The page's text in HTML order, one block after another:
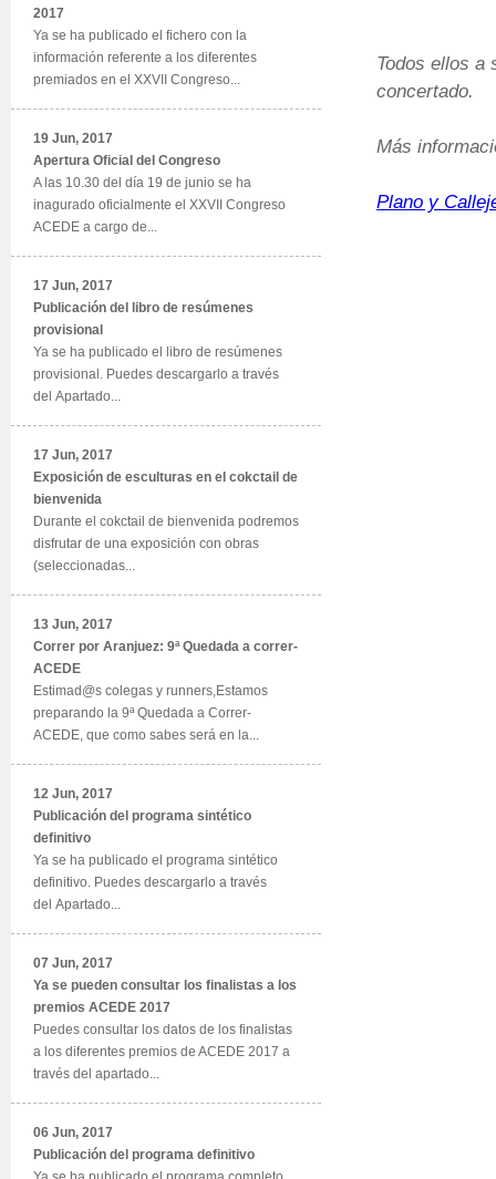
2017
Ya se ha publicado el fichero con la
información referente a los diferentes
premiados en el XXVII Congreso...
19 Jun, 2017
Apertura Oficial del Congreso
A las 10.30 del día 19 de junio se ha
inagurado oficialmente el XXVII Congreso
ACEDE a cargo de...
17 Jun, 2017
Publicación del libro de resúmenes
provisional
Ya se ha publicado el libro de resúmenes
provisional. Puedes descargarlo a través
del Apartado...
17 Jun, 2017
Exposición de esculturas en el cokctail de
bienvenida
Durante el cokctail de bienvenida podremos
disfrutar de una exposición con obras
(seleccionadas...
13 Jun, 2017
Correr por Aranjuez: 9ª Quedada a correr-
ACEDE
Estimad@s colegas y runners,Estamos
preparando la 9ª Quedada a Correr-
ACEDE, que como sabes será en la...
12 Jun, 2017
Publicación del programa sintético
definitivo
Ya se ha publicado el programa sintético
definitivo. Puedes descargarlo a través
del Apartado...
07 Jun, 2017
Ya se pueden consultar los finalistas a los
premios ACEDE 2017
Puedes consultar los datos de los finalistas
a los diferentes premios de ACEDE 2017 a
través del apartado...
06 Jun, 2017
Publicación del programa definitivo
Todos ellos a
concertado.
Más
Plano y